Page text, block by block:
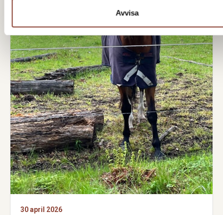
Avvisa
30 april 2026